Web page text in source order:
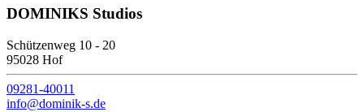
DOMINIKS Studios
Schützenweg 10 - 20
95028 Hof
09281-40011
info@dominik-s.de